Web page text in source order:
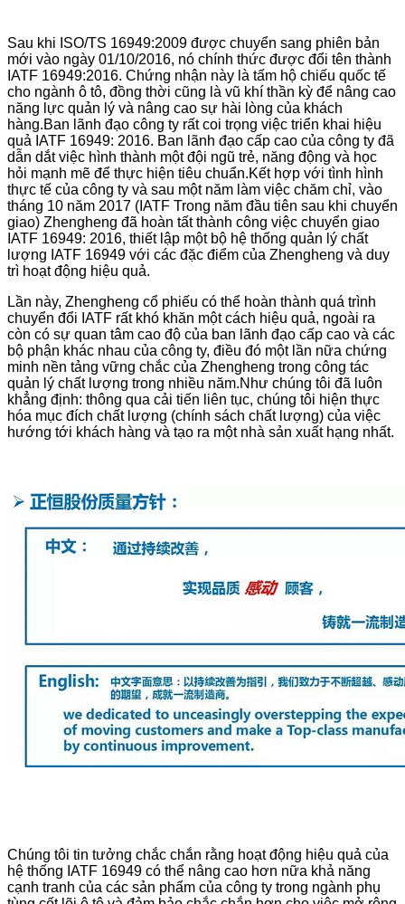
Sau khi ISO/TS 16949:2009 được chuyển sang phiên bản
mới vào ngày 01/10/2016, nó chính thức được đổi tên thành
IATF 16949:2016. Chứng nhận này là tấm hộ chiếu quốc tế
cho ngành ô tô, đồng thời cũng là vũ khí thần kỳ để nâng cao
năng lực quản lý và nâng cao sự hài lòng của khách
hàng.Ban lãnh đạo công ty rất coi trọng việc triển khai hiệu
quả IATF 16949: 2016. Ban lãnh đạo cấp cao của công ty đã
dẫn dắt việc hình thành một đội ngũ trẻ, năng động và học
hỏi mạnh mẽ để thực hiện tiêu chuẩn.Kết hợp với tình hình
thực tế của công ty và sau một năm làm việc chăm chỉ, vào
tháng 10 năm 2017 (IATF Trong năm đầu tiên sau khi chuyển
giao) Zhengheng đã hoàn tất thành công việc chuyển giao
IATF 16949: 2016, thiết lập một bộ hệ thống quản lý chất
lượng IATF 16949 với các đặc điểm của Zhengheng và duy
trì hoạt động hiệu quả.
Lần này, Zhengheng cổ phiếu có thể hoàn thành quá trình
chuyển đổi IATF rất khó khăn một cách hiệu quả, ngoài ra
còn có sự quan tâm cao độ của ban lãnh đạo cấp cao và các
bộ phận khác nhau của công ty, điều đó một lần nữa chứng
minh nền tảng vững chắc của Zhengheng trong công tác
quản lý chất lượng trong nhiều năm.Như chúng tôi đã luôn
khẳng định: thông qua cải tiến liên tục, chúng tôi hiện thực
hóa mục đích chất lượng (chính sách chất lượng) của việc
hướng tới khách hàng và tạo ra một nhà sản xuất hạng nhất.
Chúng tôi tin tưởng chắc chắn rằng hoạt động hiệu quả của
hệ thống IATF 16949 có thể nâng cao hơn nữa khả năng
cạnh tranh của các sản phẩm của công ty trong ngành phụ